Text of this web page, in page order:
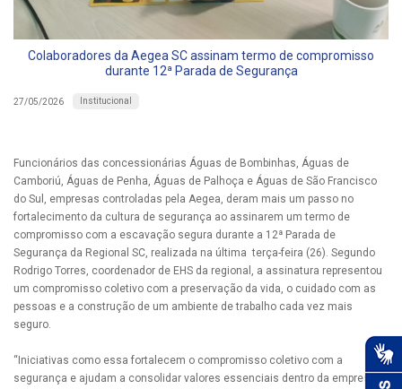
Colaboradores da Aegea SC assinam termo de compromisso
durante 12ª Parada de Segurança
27/05/2026 Institucional
Funcionários das concessionárias Águas de Bombinhas, Águas de
Camboriú, Águas de Penha, Águas de Palhoça e Águas de São Francisco
do Sul, empresas controladas pela Aegea, deram mais um passo no
fortalecimento da cultura de segurança ao assinarem um termo de
compromisso com a escavação segura durante a 12ª Parada de
Segurança da Regional SC, realizada na última terça-feira (26). Segundo
Rodrigo Torres, coordenador de EHS da regional, a assinatura representou
um compromisso coletivo com a preservação da vida, o cuidado com as
pessoas e a construção de um ambiente de trabalho cada vez mais
seguro.
“Iniciativas como essa fortalecem o compromisso coletivo com a
segurança e ajudam a consolidar valores essenciais dentro da empresa”,